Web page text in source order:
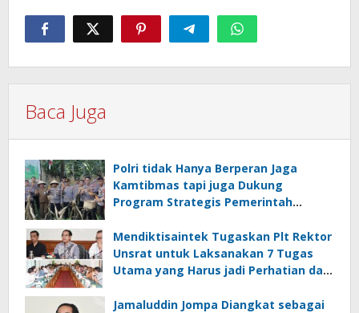
Baca Juga
Polri tidak Hanya Berperan Jaga
Kamtibmas tapi juga Dukung
Program Strategis Pemerintah
Pangan
Mendiktisaintek Tugaskan Plt Rektor
Unsrat untuk Laksanakan 7 Tugas
Utama yang Harus jadi Perhatian dan
Jamaluddin Jompa Diangkat sebagai